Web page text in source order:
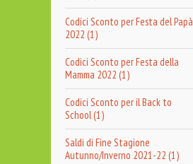
Codici Sconto per Festa del Papà
2022 (1)
Codici Sconto per Festa della
Mamma 2022 (1)
Codici Sconto per il Back to
School (1)
Saldi di Fine Stagione
Autunno/Inverno 2021-22 (1)